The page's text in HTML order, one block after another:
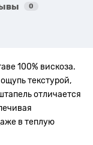
0
100% вискоза.
текстурой,
отличается
в теплую